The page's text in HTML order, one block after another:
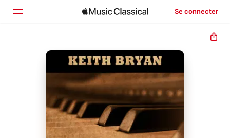
Se connecter
Accueil
Parcourir
Rechercher